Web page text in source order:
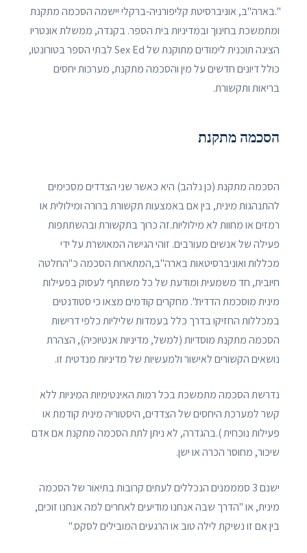
".בארה"ב, אוניברסיטת קליפורניה-ברקלי יישמה הסכמה מתקנת
ומתמשכת בחינוך ובמדיניות בית הספר. בקנדה, ממשלת אונטריו
הציגה תוכנית לימודים מתוקנת של Sex Ed לבתי הספר בטורונטו,
כולל דיונים חדשים על מין והסכמה מתקנת, מערכות יחסים
בריאות ותקשורת.
הסכמה מתקנת
הסכמה מתקנת (כן נלהב) היא כאשר שני הצדדים מסכימים
להתנהגות מינית, בין אם באמצעות תקשורת ברורה ומילולית או
רמזים או מחוות לא מילוליות.זה כרוך בתקשורת ובהשתתפות
פעילה של אנשים מעורבים. זוהי הגישה המאושרת על ידי
מכללות ואוניברסיטאות בארה"ב,המתארות הסכמה כ"החלטה
חיובית, חד משמעית ומודעת של כל משתתף לעסוק בפעילות
מינית מוסכמת הדדית". מחקרים קודמים מצאו כי סטודנטים
במכללות החזיקו בדרך כלל בעמדות שליליות כלפי דרישות
הסכמה מתקנת מוסדיות (למשל, מדיניות אנטיוכיה), הצהרת
נושאים הקשורים לאישור ולמעשיות של מדיניות מנדטית זו.
נדרשת הסכמה מתמשכת בכל רמות האינטימיות המיניות ללא
קשר למערכת היחסים של הצדדים, היסטוריה מינית קודמת או
פעילות נוכחית ).בהגדרה, לא ניתן לתת הסכמה מתקנת אם אדם
שיכור, מחוסר הכרה או ישן.
ישנם 3 סמממנים הנכללים לעתים קרובות בתיאור של הסכמה
מינית, או "הדרך שבה אנחנו מודיעים לאחרים למה אנחנו זוכים,
בין אם זו נשיקת לילה טוב או הרגעים המובילים לסקס."